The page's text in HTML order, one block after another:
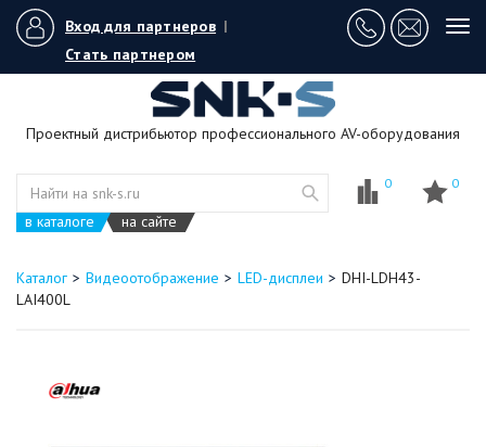
Вход для партнеров |
Стать партнером
Проектный дистрибьютор профессионального AV-оборудования
в каталоге на сайте
0 0
Каталог Видеоотображение LED-дисплеи
DHI-LDH43-
LAI400L